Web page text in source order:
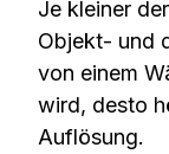
Je kleiner
Objekt- und
von einem
wird, desto
Auflösung.